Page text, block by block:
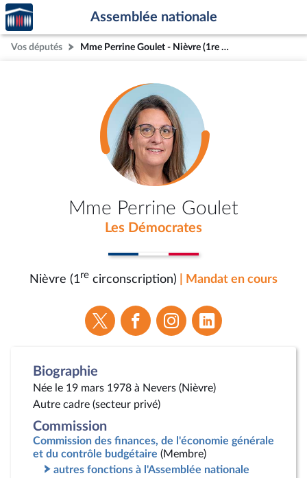
Aller au contenu
Aller en bas de la page
Accèder
à la
page
d'accueil
Assemblée nationale
Vos députés Mme Perrine Goulet - Nièvre (1re circonscription)
Mme Perrine Goulet
Les Démocrates
Nièvre (1re circonscription) | Mandat en cours
Voir
la
Voir
la
Voir
la
Voir
la
Biographie
Née le 19 mars 1978 à Nevers (Nièvre)
Autre cadre (secteur privé)
Commission
Commission des finances, de l'économie générale
et du contrôle budgétaire (Membre)
autres fonctions à l'Assemblée nationale